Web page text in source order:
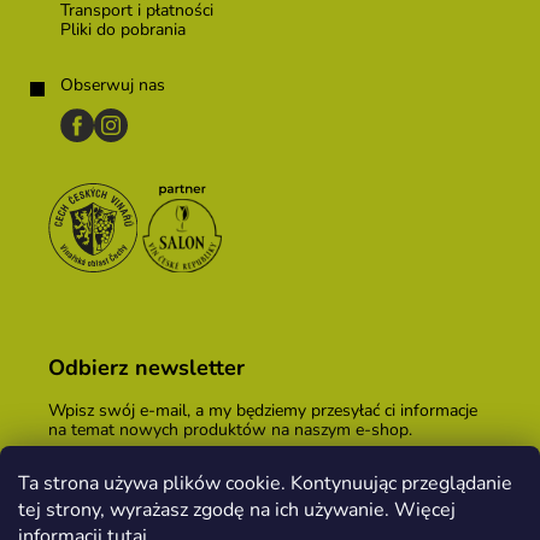
Ta strona używa plików cookie. Kontynuując przeglądanie
tej strony, wyrażasz zgodę na ich używanie. Więcej
Transport i płatności
Pliki do pobrania
Obserwuj nas
Odbierz newsletter
Wpisz swój e-mail, a my będziemy przesyłać ci informacje
na temat nowych produktów na naszym e-shop.
Podając adres e-mail, zgadzasz się zwarunkami
handlowymi